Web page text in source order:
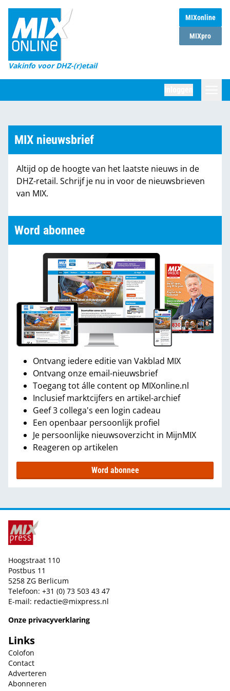
MIXonline
MIXpro
Vakinfo voor DHZ-(r)etail
Home
Magazines
DHZ Sessie
Marktcijfers
Partners
MIX nieuwsbrief
Altijd op de hoogte van het laatste nieuws in de
DHZ-retail. Schrijf je nu in voor de nieuwsbrieven
van MIX.
Word abonnee
Ontvang iedere editie van Vakblad MIX
Ontvang onze email-nieuwsbrief
Toegang tot álle content op MIXonline.nl
Inclusief marktcijfers en artikel-archief
Geef 3 collega's een login cadeau
Een openbaar persoonlijk profiel
Je persoonlijke nieuwsoverzicht in MijnMIX
Reageren op artikelen
Word abonnee
Hoogstraat 110
Postbus 11
5258 ZG Berlicum
Telefoon: +31 (0) 73 503 43 47
E-mail: redactie@mixpress.nl
Onze privacyverklaring
Links
Colofon
Contact
Adverteren
Abonneren